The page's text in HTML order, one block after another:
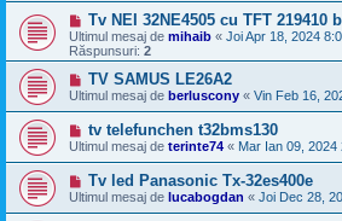
Tv NEI 32NE4505 cu TFT 219410
Ultimul mesaj de mihaib « Joi Apr 18, 2024
Răspunsuri: 2
TV SAMUS LE26A2
Ultimul mesaj de berluscony « Vin Feb 16,
tv telefunchen t32bms130
Ultimul mesaj de terinte74 « Mar Ian 09, 2024
Tv led Panasonic Tx-32es400e
Ultimul mesaj de lucabogdan « Joi Dec 28,